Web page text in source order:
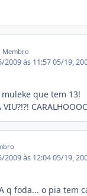
Membro
2009 às 11:5705/19,
que tem 13!
VIU?!?!
2009 às 12:0405/19,
q foda... o pia tem